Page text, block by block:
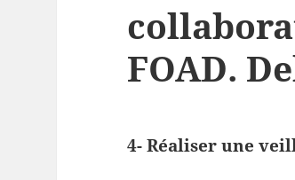
FOAD.
4- Réaliser une